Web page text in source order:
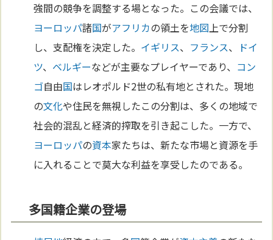
強間の競争を調整する場となった。この会議では、
ヨーロッパ諸国がアフリカの領土を地図上で分割
し、支配権を決定した。 イギリス、 フランス、 ドイ
ツ、 ベルギーなどが主要なプレイヤーであり、 コン
ゴ自由国はレオポルド2世の私有地とされた。現地
の文化や住民を無視したこの分割は、多くの地域で
社会的混乱と経済的搾取を引き起こした。一方で、
ヨーロッパの資本家たちは、新たな市場と資源を手
に入れることで莫大な利益を享受したのである。
多国籍企業の登場